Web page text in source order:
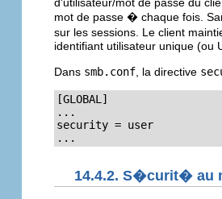
mot de passe � chaque fois.
sur les sessions. Le client
identifiant utilisateur unique (ou
Dans smb.conf , la directive
[GLOBAL]
...
security = user
...
14.4.2. S�curit� au